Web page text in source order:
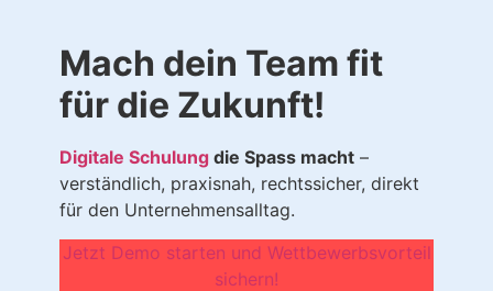
Mach dein Team fit
für die Zukunft!
Digitale Schulung die Spass macht –
verständlich, praxisnah, rechtssicher, direkt
für den Unternehmensalltag.
Jetzt Demo starten und Wettbewerbsvorteil
sichern!